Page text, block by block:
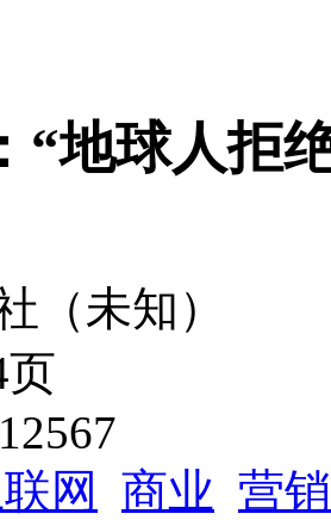
“地球人拒
（未知）
页
网 商业 营销